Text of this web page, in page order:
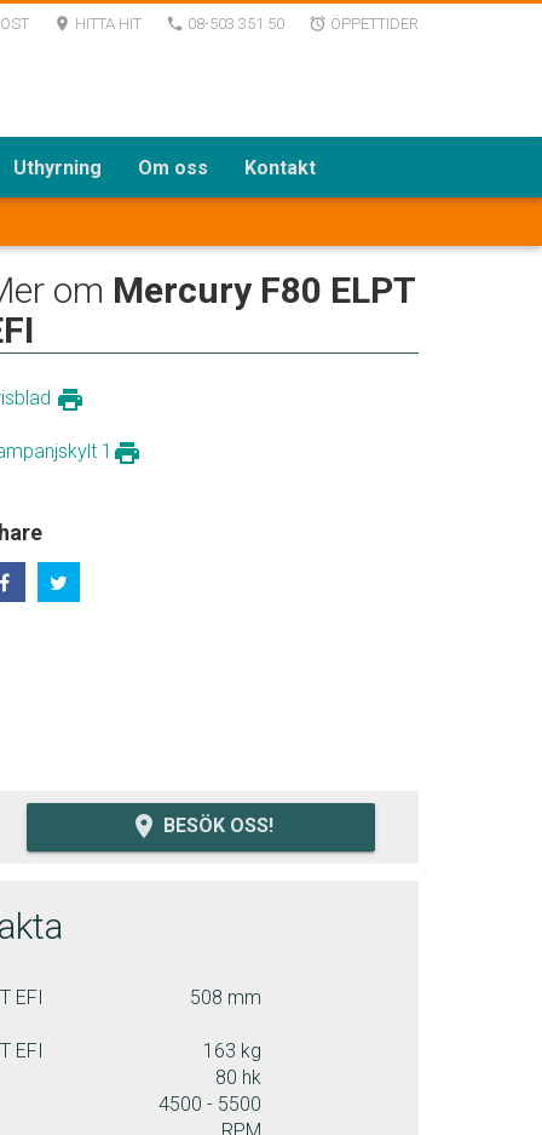
room HITTA HIT local_phone 08-503 351 50 alarm ÖPPETTIDER
Uthyrning Om oss Kontakt
om Mercury F80 ELPT
print
1 print
room BESÖK OSS!
EFI
508 mm
EFI
163 kg
80 hk
4500 - 5500